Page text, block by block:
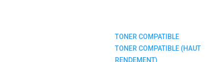
TONER COMPATIBLE
TONER COMPATIBLE (HAUT
RENDEMENT)